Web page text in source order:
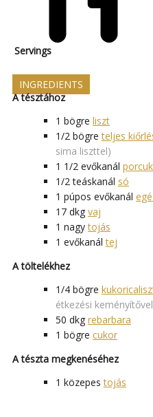
Servings
INGREDIENTS
A tésztához
1 bögre liszt
1/2 bögre teljes
sima liszttel)
1 1/2 evőkanál
1/2 teáskanál só
1 púpos evőkanál
17 dkg vaj
1 nagy tojás
1 evőkanál tej
A töltelékhez
1/4 bögre
étkezési
50 dkg rebarbara
1 bögre cukor
A tészta megkenéséhez
1 közepes tojás